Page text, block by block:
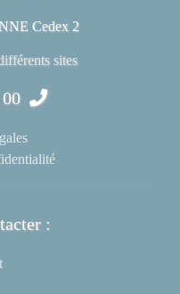
Cedex 2
sites
: